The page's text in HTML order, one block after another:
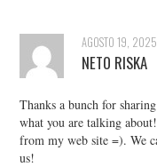
AGOSTO 19, 2025
NETO RISKA
Thanks a bunch for
what you are talking
from my web site =). We
us!